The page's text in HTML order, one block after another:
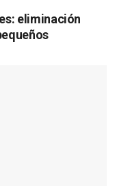
eliminación